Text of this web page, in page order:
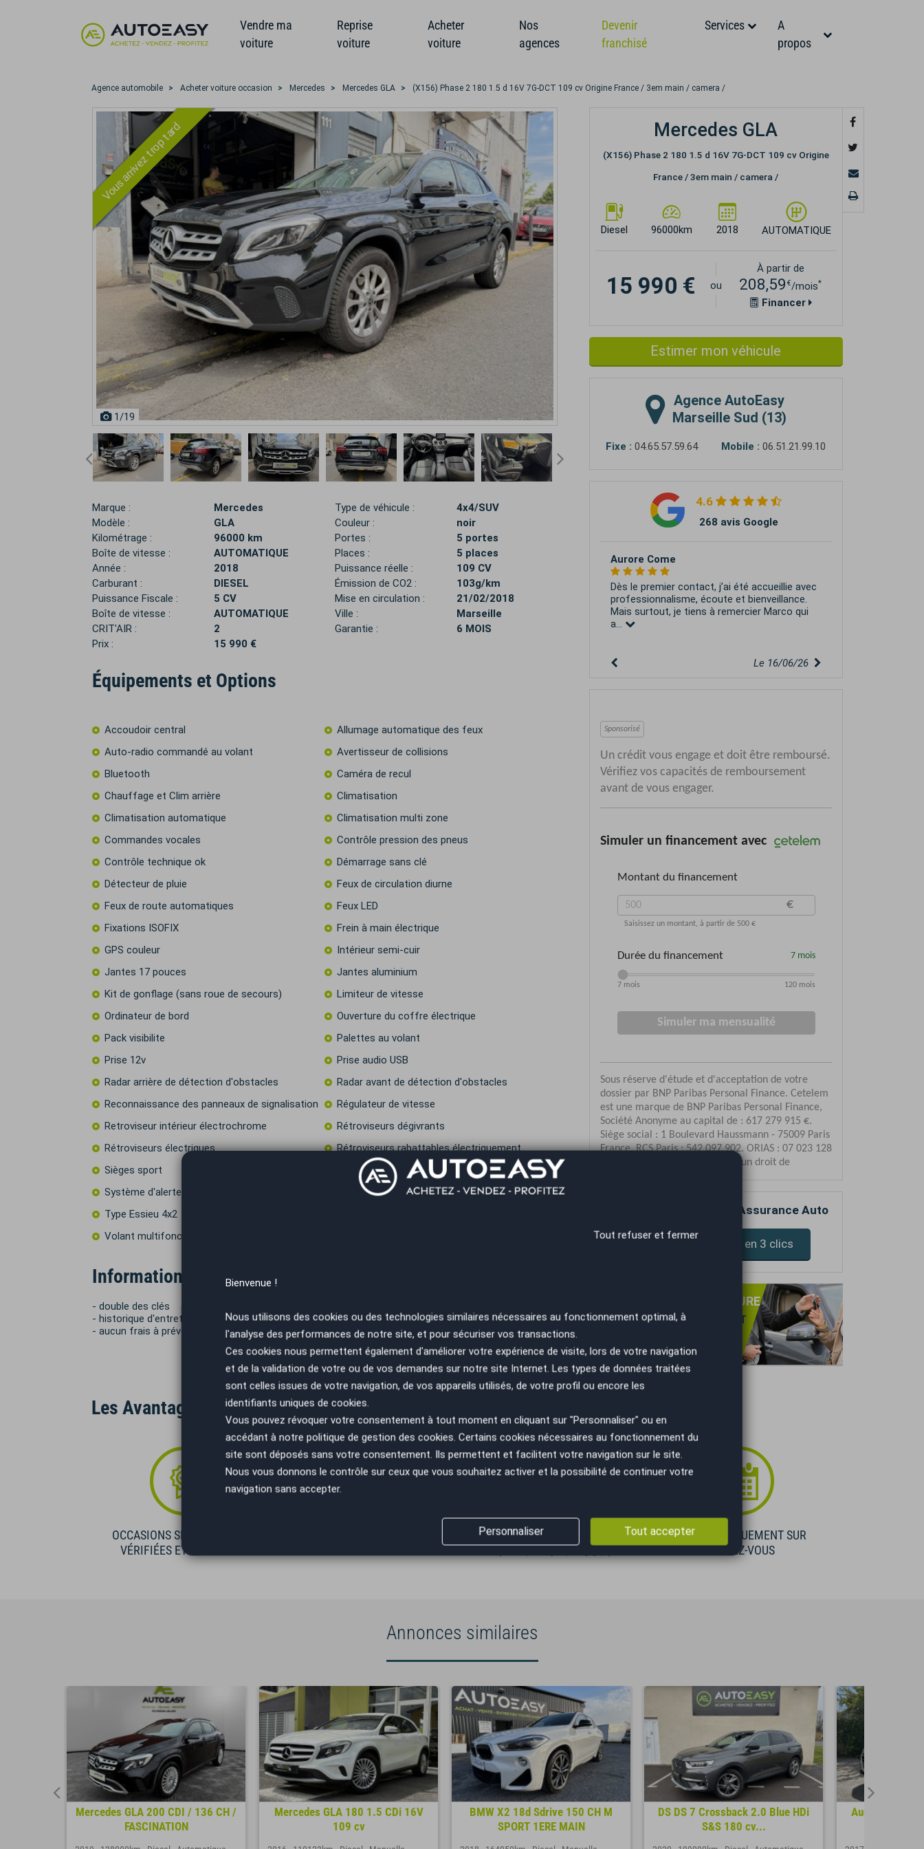
Vendre ma
voiture
Reprise
voiture
Acheter
voiture
Nos
agences
Devenir
franchisé
Services
A
propos
Agence automobile Acheter voiture occasion Mercedes Mercedes GLA (X156) Phase 2 180 1.5 d 16V 7G-DCT 109 cv Origine France / 3em main / camera /
Vous arrivez trop tard
1/19
Marque :
Mercedes
Modèle :
GLA
Kilométrage :
96000 km
Boîte de vitesse :
AUTOMATIQUE
Année :
2018
Carburant :
DIESEL
Puissance Fiscale :
5 CV
Boîte de vitesse :
AUTOMATIQUE
CRIT'AIR :
2
Prix :
15 990 €
Type de véhicule :
4x4/SUV
Couleur :
noir
Portes :
5 portes
Places :
5 places
Puissance réelle :
109 CV
Émission de CO2 :
103g/km
Mise en circulation :
21/02/2018
Ville :
Marseille
Garantie :
6 MOIS
Équipements et Options
Accoudoir central
Allumage automatique des feux
Auto-radio commandé au volant
Avertisseur de collisions
Bluetooth
Caméra de recul
Chauffage et Clim arrière
Climatisation
Climatisation automatique
Climatisation multi zone
Commandes vocales
Contrôle pression des pneus
Contrôle technique ok
Démarrage sans clé
Détecteur de pluie
Feux de circulation diurne
Feux de route automatiques
Feux LED
Fixations ISOFIX
Frein à main électrique
GPS couleur
Intérieur semi-cuir
Jantes 17 pouces
Jantes aluminium
Kit de gonflage (sans roue de secours)
Limiteur de vitesse
Ordinateur de bord
Ouverture du coffre électrique
Pack visibilite
Palettes au volant
Prise 12v
Prise audio USB
Radar arrière de détection d'obstacles
Radar avant de détection d'obstacles
Reconnaissance des panneaux de signalisation
Régulateur de vitesse
Retroviseur intérieur électrochrome
Rétroviseurs dégivrants
Rétroviseurs électriques
Rétroviseurs rabattables électriquement
Sièges sport
Start & Stop
Système d'alerte de véhicule en approche
Système de détection d'obstacles
Type Essieu 4x2
Volant multifonctions
Informations complémentaires
- double des clés
- historique d'entretiens limpide
- aucun frais à prévoir
Mercedes GLA
(X156) Phase 2 180 1.5 d 16V 7G-DCT 109 cv Origine
France / 3em main / camera /
Diesel 96000km 2018 AUTOMATIQUE
15 990 € ou
À partir de
208,59 €/mois*
Financer
Estimer mon véhicule
Agence AutoEasy
Marseille Sud (13)
Fixe : 04.65.57.59.64 Mobile : 06.51.21.99.10
4.6
268 avis Google
Aurore Come
Dès le premier contact, j’ai été accueillie avec
professionnalisme, écoute et bienveillance.
Mais surtout, je tiens à remercier Marco qui
a...
Le 16/06/26
Comparez votre devis d’Assurance Auto
Devis assurance en 3 clics
REPRISE DE VOTRE VOITURE
SANS OBLIGATION D'ACHAT
PAIEMENT IMMÉDIAT.
Les Avantages AutoEasy
OCCASIONS SÉLECTIONNÉES
VÉRIFIÉES ET GARANTIES
GESTION ADMINISTRATIVE
VISIBLE UNIQUEMENT SUR
RENDEZ-VOUS
Annonces similaires
Mercedes GLA 200 CDI / 136 CH /
FASCINATION
Mercedes GLA 180 1.5 CDi 16V
109 cv
BMW X2 18d Sdrive 150 CH M
SPORT 1ERE MAIN
DS DS 7 Crossback 2.0 Blue HDi
S&S 180 cv...
Audi Q5 II 2.0
Tout refuser et fermer
Bienvenue !
Nous utilisons des cookies ou des technologies similaires nécessaires au fonctionnement optimal, à
l'analyse des performances de notre site, et pour sécuriser vos transactions.
Ces cookies nous permettent également d'améliorer votre expérience de visite, lors de votre navigation
et de la validation de votre ou de vos demandes sur notre site Internet. Les types de données traitées
sont celles issues de votre navigation, de vos appareils utilisés, de votre profil ou encore les
identifiants uniques de cookies.
Vous pouvez révoquer votre consentement à tout moment en cliquant sur "Personnaliser" ou en
accédant à notre politique de gestion des cookies. Certains cookies nécessaires au fonctionnement du
site sont déposés sans votre consentement. Ils permettent et facilitent votre navigation sur le site.
Nous vous donnons le contrôle sur ceux que vous souhaitez activer et la possibilité de continuer votre
navigation sans accepter.
Tout accepter
Personnaliser